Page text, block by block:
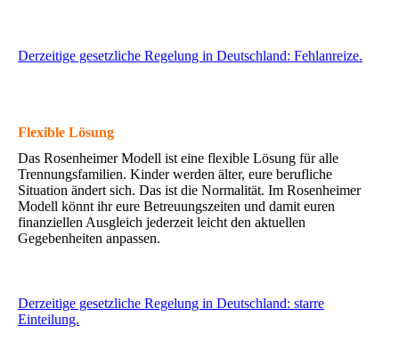
Derzeitige gesetzliche Regelung in Deutschland: Fehlanreize.
Flexible Lösung
Das Rosenheimer Modell ist eine flexible Lösung für alle
Trennungsfamilien. Kinder werden älter, eure berufliche
Situation ändert sich. Das ist die Normalität. Im Rosenheimer
Modell könnt ihr eure Betreuungszeiten und damit euren
finanziellen Ausgleich jederzeit leicht den aktuellen
Gegebenheiten anpassen.
Derzeitige gesetzliche Regelung in Deutschland: starre
Einteilung.